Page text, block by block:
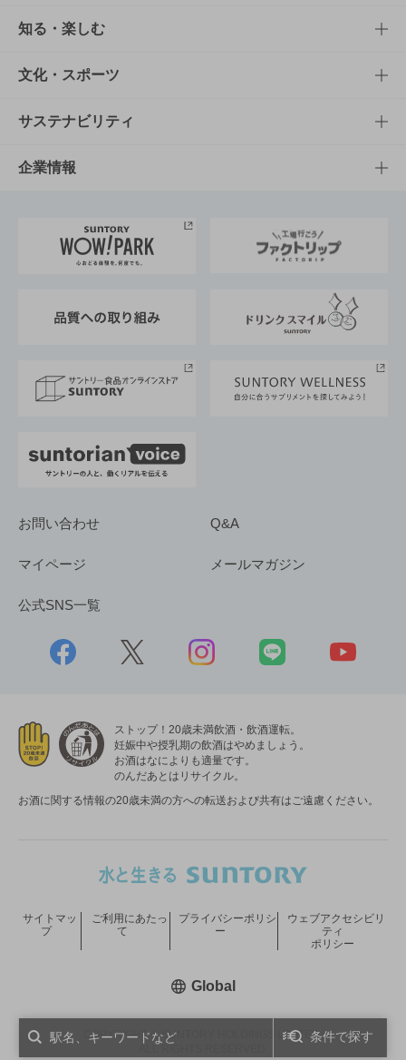
条件で探す
商品TOP
商品一覧
商品発売情報
栄養成分一覧
知る・楽しむ
知る・楽しむTOP
キャンペーン
工場見学
地域情報
文化・スポーツ
文化・スポーツTOP
サントリーホール
サントリーサンバーズ大阪
サステナビリティ
サステナビリティTOP
サントリーが考えるサステナビリティ経営
企業情報
企業概要
採用情報
お問い合わせ Q&A
マイページ メールマガジン
公式SNS一覧
ストップ！20歳未満飲酒・飲酒運転。
妊娠中や授乳期の飲酒はやめましょう。
お酒はなによりも適量です。
のんだあとはリサイクル。
お酒に関する情報の20歳未満の方への転送および共有はご遠慮ください。
COPYRIGHT © SUNTORY HOLDINGS LIMITED.
サイトマッ
プ
ご利用にあたっ
て
プライバシーポリシ
ー
ウェブアクセシビリ
ティ
ポリシー
Global新しいウィンドウで開く